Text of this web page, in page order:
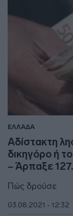
ΕΛΛΑΔΑ
Αδίστακτη
δικηγόρο ή
– Άρπαξε
Πώς δρούσε
03.08.2021 - 12:32